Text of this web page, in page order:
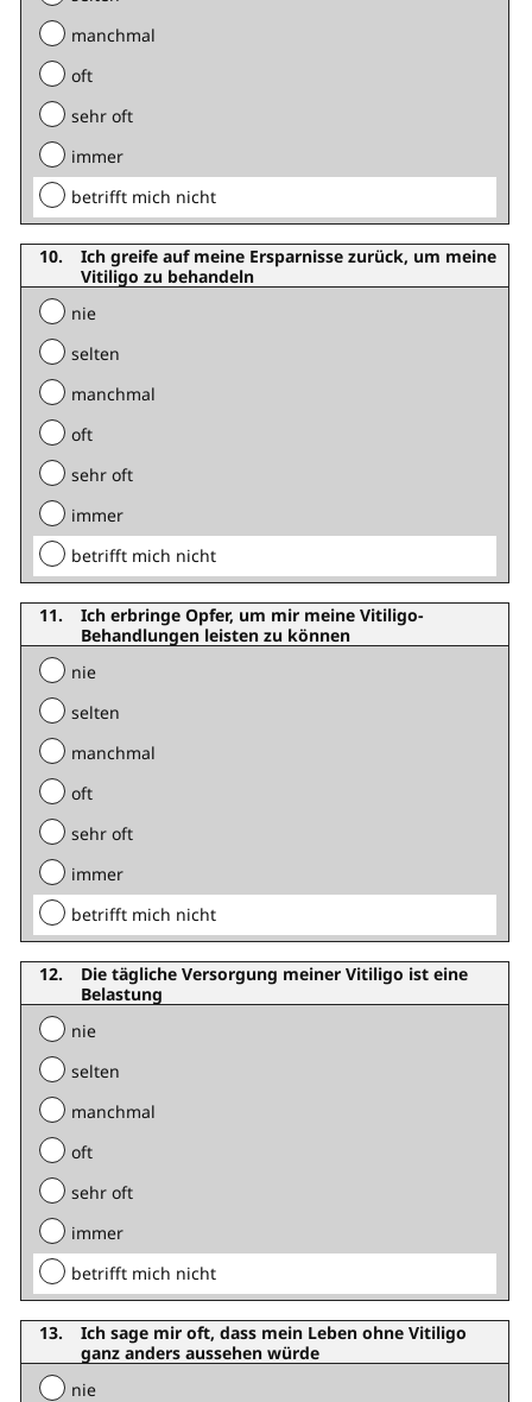
manchmal
oft
sehr oft
immer
betrifft mich nicht
Ich greife auf meine Ersparnisse zurück, um meine
Vitiligo zu behandeln
nie
selten
manchmal
oft
sehr oft
immer
betrifft mich nicht
Ich erbringe Opfer, um mir meine Vitiligo-
Behandlungen leisten zu können
nie
selten
manchmal
oft
sehr oft
immer
betrifft mich nicht
Die tägliche Versorgung meiner Vitiligo ist eine
Belastung
nie
selten
manchmal
oft
sehr oft
immer
betrifft mich nicht
Ich sage mir oft, dass mein Leben ohne Vitiligo
ganz anders aussehen würde
nie